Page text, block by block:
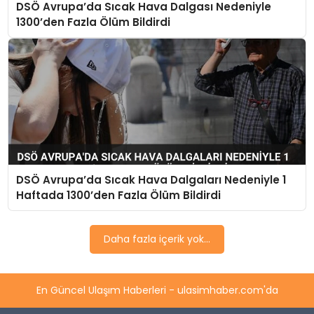
SAĞLIK
YAŞAM
DSÖ Avrupa’da Sıcak Hava Dalgası Nedeniyle
1300’den Fazla Ölüm Bildirdi
DSÖ Avrupa’da Sıcak Hava Dalgaları Nedeniyle 1
Haftada 1300’den Fazla Ölüm Bildirdi
Daha fazla içerik yok...
En Güncel Ulaşım Haberleri - ulasimhaber.com'da